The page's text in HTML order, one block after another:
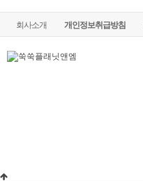
회사소개 개인정보취급방침